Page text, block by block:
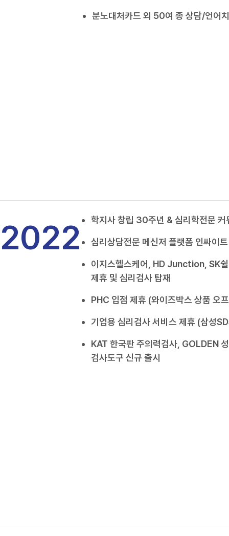
분노대처카드 외 50여 종 상담/언어
2022 학지사 창립 30주년 & 심리학전문
심리상담전문 메신저 플랫폼 인싸이
이지스헬스케어, HD Junction, SK
제휴 및 심리검사 탑재
PHC 입점 제휴 (와이즈박스 상품 오
기업용 심리검사 서비스 제휴 (삼성
KAT 한국판 주의력검사, GOLDEN
검사도구 신규 출시